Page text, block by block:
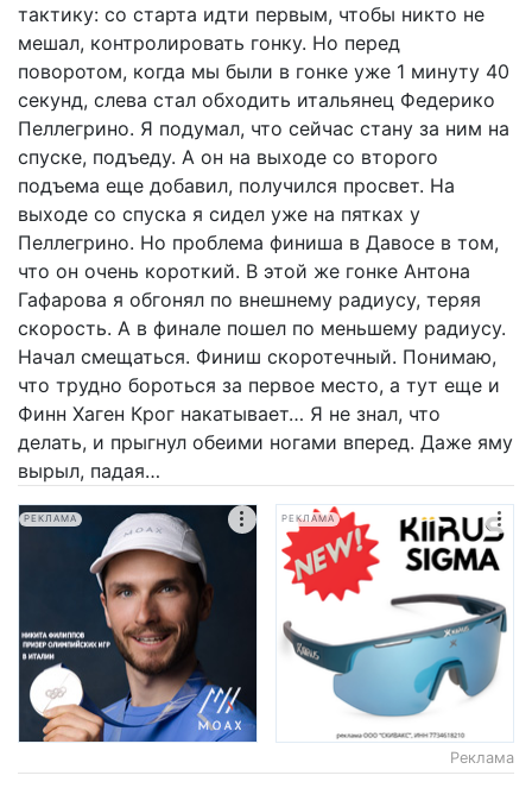
тактику: со старта идти первым, чтобы никто не
мешал, контролировать гонку. Но перед
поворотом, когда мы были в гонке уже 1 минуту 40
секунд, слева стал обходить итальянец Федерико
Пеллегрино. Я подумал, что сейчас стану за ним на
спуске, подъеду. А он на выходе со второго
подъема еще добавил, получился просвет. На
выходе со спуска я сидел уже на пятках у
Пеллегрино. Но проблема финиша в Давосе в том,
что он очень короткий. В этой же гонке Антона
Гафарова я обгонял по внешнему радиусу, теряя
скорость. А в финале пошел по меньшему радиусу.
Начал смещаться. Финиш скоротечный. Понимаю,
что трудно бороться за первое место, а тут еще и
Финн Хаген Крог накатывает… Я не знал, что
делать, и прыгнул обеими ногами вперед. Даже яму
вырыл, падая…
РЕКЛАМА РЕКЛАМА
Реклама